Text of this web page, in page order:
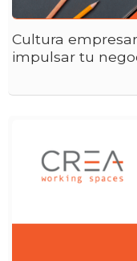
Cultura
impulsar tu